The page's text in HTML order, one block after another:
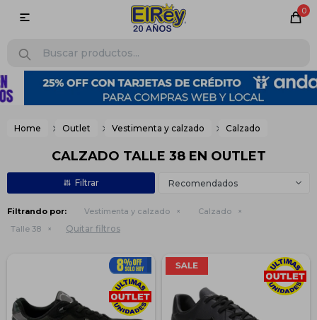
0

Home Outlet Vestimenta y calzado Calzado
CALZADO TALLE 38 EN OUTLET
Recomendados
Filtrando por: Vestimenta y calzado
Calzado
Talle 38
Quitar filtros